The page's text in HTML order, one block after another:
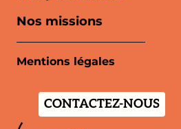
Nos missions
Mentions légales
CONTACTEZ-NOUS